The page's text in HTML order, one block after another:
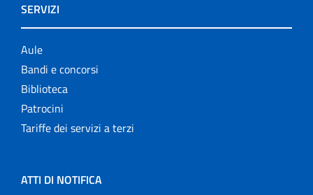
SERVIZI
Aule
Bandi e concorsi
Biblioteca
Patrocini
Tariffe dei servizi a terzi
ATTI DI NOTIFICA